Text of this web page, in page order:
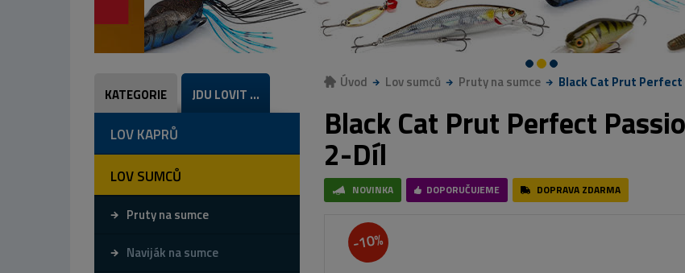
KATEGORIE JDU LOVIT ...
LOV KAPRŮ
LOV SUMCŮ
Pruty na sumce
Naviják na sumce
Úvod Lov sumců Pruty na sumce Black Cat Prut Perfect
Black Cat Prut Perfect
2-Díl
NOVINKA DOPORUČUJEME DOPRAVA ZDARMA
-10%